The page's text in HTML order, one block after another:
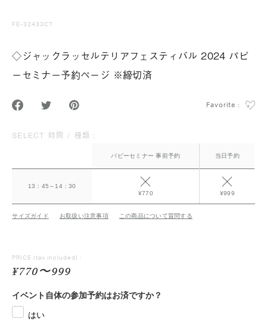
FE-32433CT
◇ジャックラッセルテリアフェスティバル 2024 パピ
ーセミナー予約ページ ※締切済
Favorite :
SELECT 時間 / 種類 :
パピーセミナー 事前予約 当日予約
13：45～14：30
¥770
¥999
サイズガイド お取扱い注意事項 この商品について質問する
PRICE (tax included) :
¥770〜999
イベント自体の参加予約はお済ですか？
はい